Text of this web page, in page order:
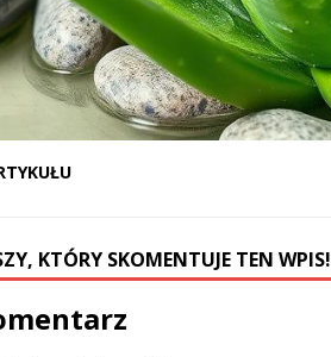
KTÓRY SKOMENTUJE TEN WPIS!